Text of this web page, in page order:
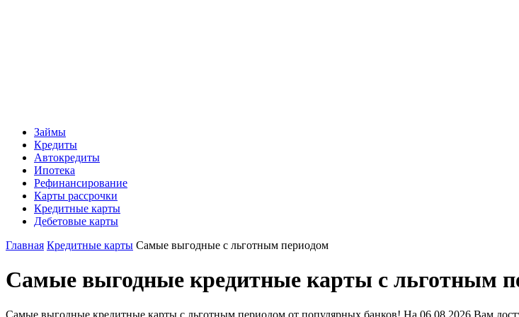
Займы
Кредиты
Автокредиты
Ипотека
Рефинансирование
Карты рассрочки
Кредитные карты
Дебетовые карты
Главная Кредитные карты Самые выгодные с льготным периодом
Самые выгодные кредитные карты с льготным
Самые выгодные кредитные карты с льготным периодом от популярных банков! На 06.08.2026 Вам